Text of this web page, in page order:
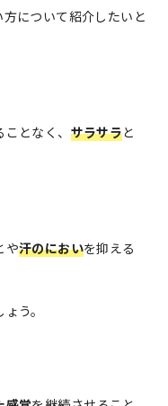
について紹介したいと
となく、 サラサラと
や汗のにおいを抑える
う。